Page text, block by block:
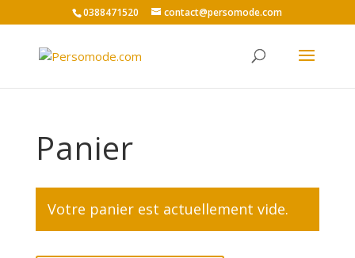
0388471520 contact@persomode.com
Panier
Votre panier est actuellement vide.